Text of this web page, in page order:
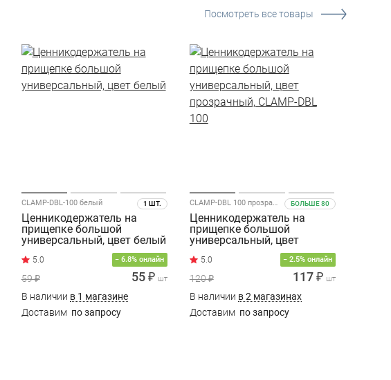
Посмотреть все товары
1 ШТ.
CLAMP-DBL-100 белый
Ценникодержатель на
прищепке большой
универсальный, цвет белый
− 6.8% онлайн
59 ₽ 55 ₽ шт
В наличии в 1 магазине
Доставим по запросу
БОЛЬШЕ 80
CLAMP-DBL 100 прозрачный
Ценникодержатель на
прищепке большой
универсальный, цвет
прозрачный, CLAMP-DBL
100
− 2.5% онлайн
120 ₽ 117 ₽ шт
В наличии в 2 магазинах
Доставим по запросу